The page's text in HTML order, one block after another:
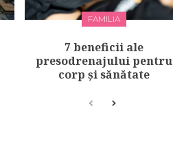
FAMILIA
7 beneficii ale
presodrenajului pentru
corp și sănătate